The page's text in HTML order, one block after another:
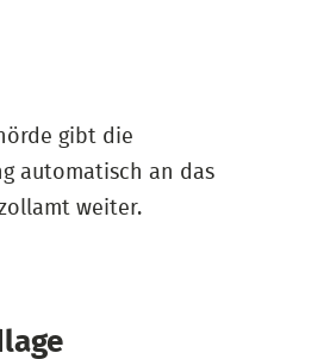
gibt die
automatisch an das
weiter.